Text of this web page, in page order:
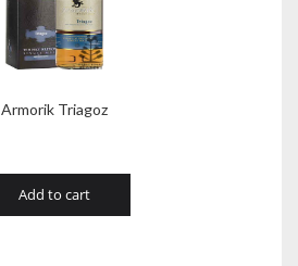
Armorik Triagoz
Add to cart